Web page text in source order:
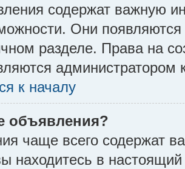
содержат важную
Они
разделе. Права на
администратором
к началу
объявления?
чаще всего содержат
находитесь в